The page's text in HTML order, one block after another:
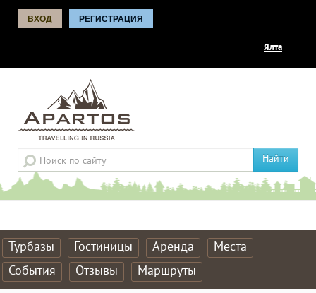
ВХОД РЕГИСТРАЦИЯ
Ялта
Найти
Турбазы Гостиницы Аренда
Места
События
Отзывы Маршруты